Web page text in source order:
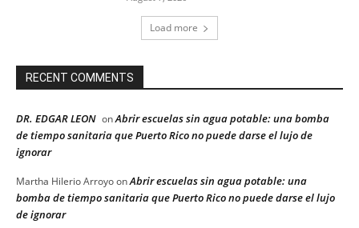
Load more
RECENT COMMENTS
DR. EDGAR LEON onAbrir escuelas sin agua potable: una bomba
de tiempo sanitaria que Puerto Rico no puede darse el lujo de
ignorar
Martha Hilerio ArroyoonAbrir escuelas sin agua potable: una
bomba de tiempo sanitaria que Puerto Rico no puede darse el lujo
de ignorar